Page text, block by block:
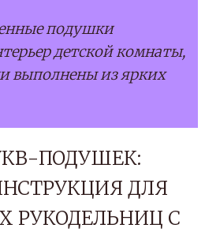
подушки
детской комнаты,
выполнены из ярких
ПОДУШЕК:
ДЛЯ
С